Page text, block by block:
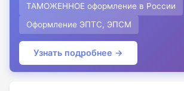
ТАМОЖЕННОЕ оформление в России
Оформление ЭПТС, ЭПСМ
Узнать подробнее →